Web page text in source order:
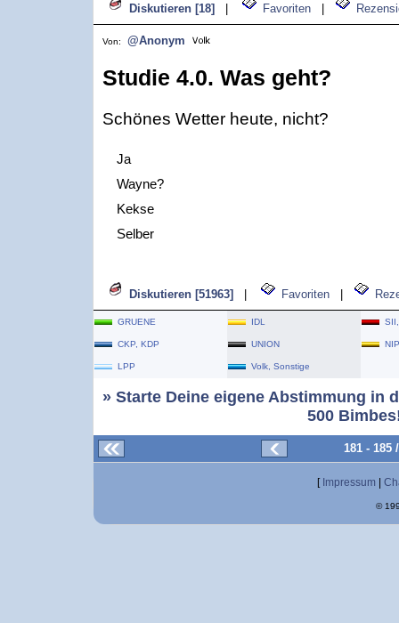
Diskutieren [18] Favoriten
Von: @Anonym
Studie 4.0. Was geht?
Schönes Wetter heute, nicht?
Ja
Wayne?
Kekse
Selber
Diskutieren [51963] Favoriten
GRUENE IDL
CKP, KDP UNION NIP
LPP Volk, Sonstige
» Starte Deine eigene Abstimmung in
500
181 - 185
[ Impressum
©